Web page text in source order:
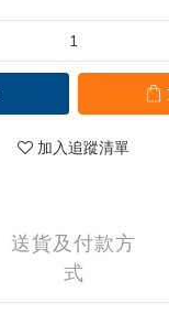
加入追蹤清單
送貨及付款方
式